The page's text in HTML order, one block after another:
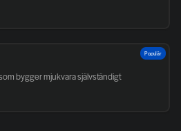
bygger mjukvara självständigt
Populär